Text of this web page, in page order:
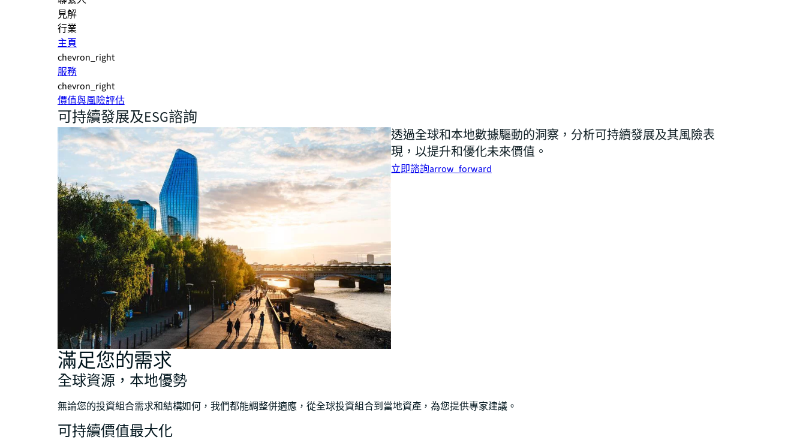
見解
行業
主頁
chevron_right
服務
chevron_right
價值與風險評估
可持續發展及ESG諮詢
透過全球和本地數​​據驅動的洞察，分析可持續發展及其風險表
現，以提升和優化未來價值。
立即諮詢arrow_forward
滿足您的需求
全球資源，本地優勢
無論您的投資組合需求和結構如何，我們都能調整併適應，從全球投資組合到當地資產，為您提供專家建議。
可持續價值最大化